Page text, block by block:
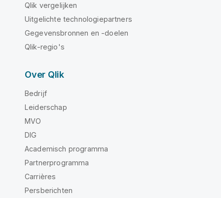
Qlik vergelijken
Uitgelichte technologiepartners
Gegevensbronnen en -doelen
Qlik-regio's
Over Qlik
Bedrijf
Leiderschap
MVO
DIG
Academisch programma
Partnerprogramma
Carrières
Persberichten